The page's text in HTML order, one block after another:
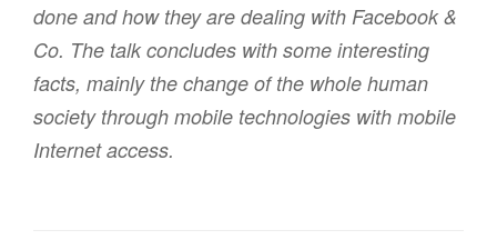
done and how they are dealing with Facebook &
Co. The talk concludes with some interesting
facts, mainly the change of the whole human
society through mobile technologies with mobile
Internet access.